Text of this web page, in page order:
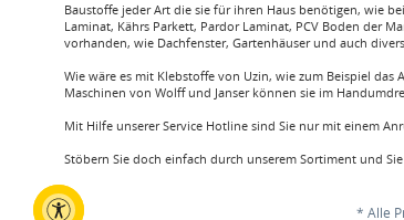
Baustoffe jeder Art die sie für ihren Haus benötigen, wie
Laminat, Kährs Parkett, Pardor Laminat, PCV Boden der
vorhanden, wie Dachfenster, Gartenhäuser und auch
Wie wäre es mit Klebstoffe von Uzin, wie zum Beispiel
Maschinen von Wolff und Janser können sie im
Mit Hilfe unserer Service Hotline sind Sie nur mit einem
Stöbern Sie doch einfach durch unserem Sortiment und
* Alle